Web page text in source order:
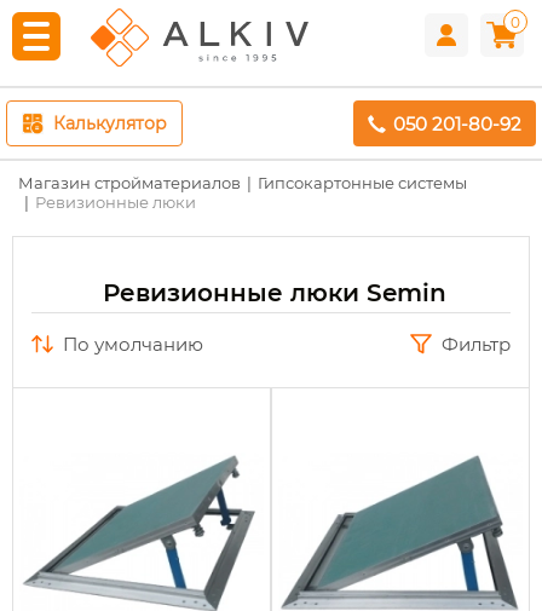
0
Калькулятор 050 201-80-92
Магазин стройматериалов
Гипсокартонные системы
Ревизионные люки
Ревизионные люки Semin
по умолчанию Фильтр